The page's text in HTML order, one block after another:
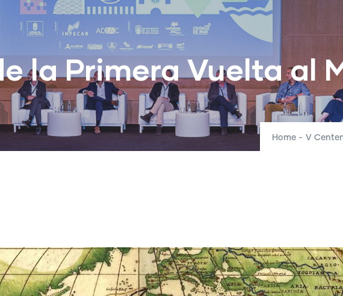
la Primera Vuelta al
Home - V